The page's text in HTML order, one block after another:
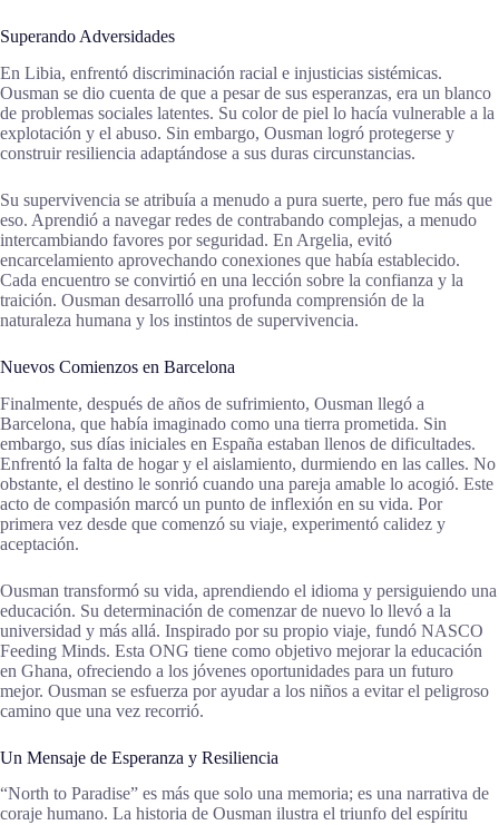
Superando Adversidades
En Libia, enfrentó discriminación racial e injusticias sistémicas.
Ousman se dio cuenta de que a pesar de sus esperanzas, era un blanco
de problemas sociales latentes. Su color de piel lo hacía vulnerable a la
explotación y el abuso. Sin embargo, Ousman logró protegerse y
construir resiliencia adaptándose a sus duras circunstancias.
Su supervivencia se atribuía a menudo a pura suerte, pero fue más que
eso. Aprendió a navegar redes de contrabando complejas, a menudo
intercambiando favores por seguridad. En Argelia, evitó
encarcelamiento aprovechando conexiones que había establecido.
Cada encuentro se convirtió en una lección sobre la confianza y la
traición. Ousman desarrolló una profunda comprensión de la
naturaleza humana y los instintos de supervivencia.
Nuevos Comienzos en Barcelona
Finalmente, después de años de sufrimiento, Ousman llegó a
Barcelona, que había imaginado como una tierra prometida. Sin
embargo, sus días iniciales en España estaban llenos de dificultades.
Enfrentó la falta de hogar y el aislamiento, durmiendo en las calles. No
obstante, el destino le sonrió cuando una pareja amable lo acogió. Este
acto de compasión marcó un punto de inflexión en su vida. Por
primera vez desde que comenzó su viaje, experimentó calidez y
aceptación.
Ousman transformó su vida, aprendiendo el idioma y persiguiendo una
educación. Su determinación de comenzar de nuevo lo llevó a la
universidad y más allá. Inspirado por su propio viaje, fundó NASCO
Feeding Minds. Esta ONG tiene como objetivo mejorar la educación
en Ghana, ofreciendo a los jóvenes oportunidades para un futuro
mejor. Ousman se esfuerza por ayudar a los niños a evitar el peligroso
camino que una vez recorrió.
Un Mensaje de Esperanza y Resiliencia
“North to Paradise” es más que solo una memoria; es una narrativa de
coraje humano. La historia de Ousman ilustra el triunfo del espíritu